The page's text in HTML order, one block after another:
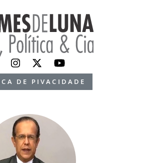
DE PIVACIDADE